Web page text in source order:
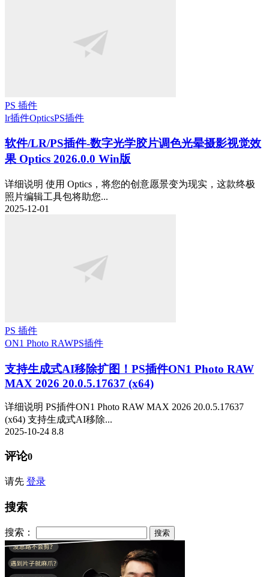
PS 插件
lr插件OpticsPS插件
软件/LR/PS插件-数字光学胶片调色光晕摄影视觉效
果 Optics 2026.0.0 Win版
详细说明 使用 Optics，将您的创意愿景变为现实，这款终极
照片编辑工具包将助您...
2025-12-01
PS 插件
ON1 Photo RAWPS插件
支持生成式AI移除扩图！PS插件ON1 Photo RAW
MAX 2026 20.0.5.17637 (x64)
详细说明 PS插件ON1 Photo RAW MAX 2026 20.0.5.17637
(x64) 支持生成式AI移除...
2025-10-24 8.8
评论0
请先 登录
搜索
搜索：